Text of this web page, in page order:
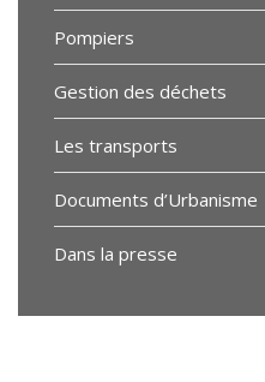
Pompiers
Gestion des déchets
Les transports
Documents d’Urbanisme
Dans la presse